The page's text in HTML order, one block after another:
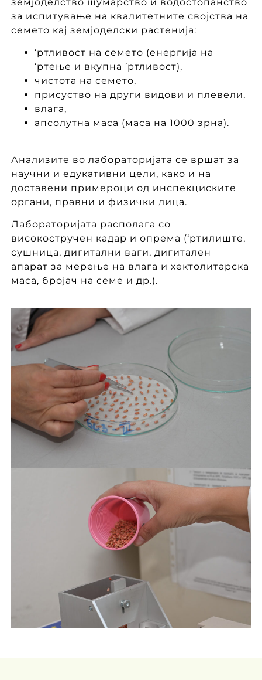
за испитување на квалитетните својства на
семето кај земјоделски растенија:
‘ртливост на семето (енергија на
‘ртење и вкупна ’ртливост),
чистота на семето,
присуство на други видови и плевели,
влага,
апсолутна маса (маса на 1000 зрна).
Анализите во лабораторијата се вршат за
научни и едукативни цели, како и на
доставени примероци од инспекциските
органи, правни и физички лица.
Лабораторијата располага со
високостручен кадар и опрема (‘ртилиште,
сушница, дигитални ваги, дигитален
апарат за мерење на влага и хектолитарска
маса, бројач на семе и др.).